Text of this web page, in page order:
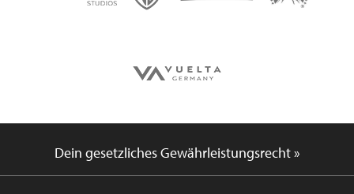
Dein gesetzliches Gewährleistungsrecht »